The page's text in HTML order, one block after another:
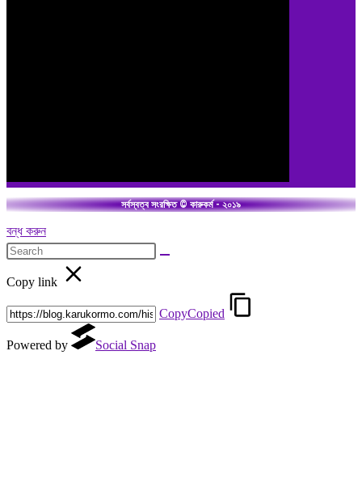
সর্বস্বত্ব সংরক্ষিত © কারুকর্ম - ২০১৯
বন্ধ করুন
Copy link
CopyCopied
Powered by Social Snap